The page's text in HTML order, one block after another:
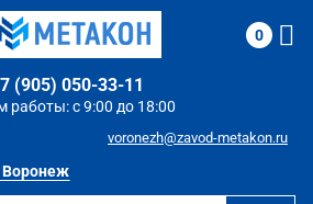
Воронеж
работы: с 9:00 до 18:00
(905) 050-33-11
voronezh@zavod-metakon.ru
0